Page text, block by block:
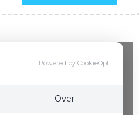
Powered by CookieOpt
Over